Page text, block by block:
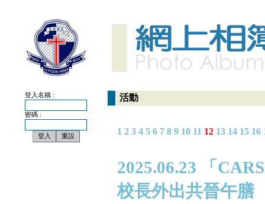
登入名稱 :
密碼 :
活動
1 2 3 4 5 6 7 8 9 10 11 12 13 14 15 16
2025.06.23 「
校長外出共晉午膳